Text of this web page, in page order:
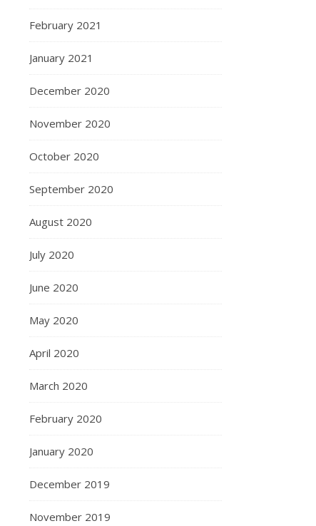
February 2021
January 2021
December 2020
November 2020
October 2020
September 2020
August 2020
July 2020
June 2020
May 2020
April 2020
March 2020
February 2020
January 2020
December 2019
November 2019